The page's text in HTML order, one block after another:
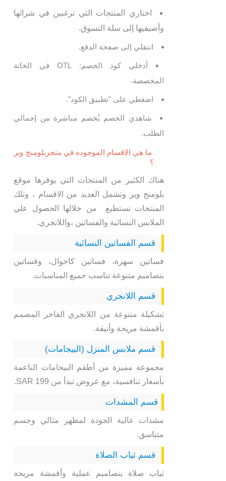
اختاري المنتجات التي ترغبين في شرائها
وأضيفيها إلى سلة التسوق.
انتقلي إلى صفحة الدفع.
أدخلي كود الخصم: OTL في الخانة
المخصصة.
اضغطي على "تطبيق الكود".
شاهدي الخصم يُخصم مباشرة من إجمالي
الطلب.
ما هي الاقسام الموجوده في متجربلومنج وير
؟
هناك الكثير من المنتجات التي يوفرها موقع
بلومنج وير وتشمل العديد من الاقسام ، وتلك
المنتجات تستطيع من خلالها الحصول علي
الملابس النسائية والفساتين ،واللانجري.
قسم الفساتين النسائية
فساتين سهرة، فساتين كاجوال، وفساتين
بتصاميم متنوعة تناسب جميع المناسبات.
قسم اللانجري
تشكيلة متنوعة من اللانجري الفاخر المصمم
بأقمشة مريحة وأنيقة.
قسم ملابس المنزل (البيجامات)
مجموعة مميزة من أطقم البيجامات الناعمة
بأسعار تنافسية، مع عروض تبدأ من 199 SAR.
قسم المشدات
مشدات عالية الجودة لمظهر مثالي وجسم
متناسق.
قسم ثياب الصلاة
ثياب صلاة بتصاميم عملية وأقمشة مريحة